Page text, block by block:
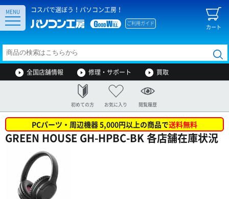
コスパで選ぼう！パソコン工房！
カート
ご利用ガイド
MENU
全国店舗情報 修理・サポート 買取
初めての方 お気に入り 閲覧履歴
PCパーツ・周辺機器 5,000円以上の商品で送料無料
GREEN HOUSE GH-HPBC-BK 各店舗在庫状況